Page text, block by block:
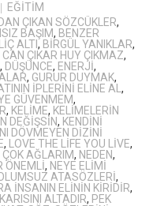
EĞITIM
ÇIKAN SÖZCÜKLER,
BAŞIM, BENZER
ALTI , BİRGÜL YANIKLAR,
CAN ÇIKAR HUY ÇIKMAZ,
, DÜŞÜNCE, ENERJI,
, GURUR DUYMAK,
IPLERINI ELINE AL,
GÜVENMEM,
, KELIME, KELIMELERIN
DEĞIŞSIN, KENDINI
DÖVMEYEN DIZINI
, LOVE THE LIFE YOU LIVE,
AĞLARIM, NEDEN,
ÖNEMLI, NEYE ELIMI
ATASÖZLERI,
INSANIN ELININ KIRIDIR,
ALTADIR, PEK